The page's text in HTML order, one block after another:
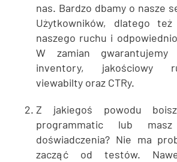
nas. Bardzo dbamy o nasze
Użytkowników, dlatego
naszego ruchu i
W zamian gwarantujemy
inventory, jakościowy
viewabilty oraz CTRy.
Z jakiegoś powodu
programmatic lub
doświadczenia? Nie ma
zacząć od testów.